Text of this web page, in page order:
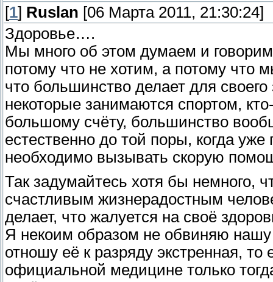
[1] Ruslan [06 Марта 2011, 21:30:24]
Здоровье….
Мы много об этом думаем и
потому что не хотим, а потому что
что большинство делает для
некоторые занимаются спортом,
большому счёту, большинство
естественно до той поры, когда
необходимо вызывать скорую
Так задумайтесь хотя бы немного,
счастливым жизнерадостным
делает, что жалуется на своё
Я некоим образом не обвиняю
отношу её к разряду экстренная,
официальной медицине только